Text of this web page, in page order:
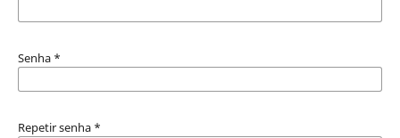
Senha *
Repetir senha *